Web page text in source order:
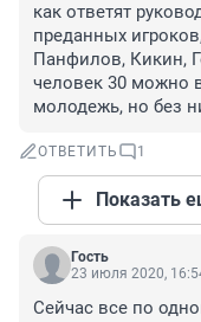
как ответят
преданных
Панфилов, Кикин,
человек 30 можно
молодежь, но без
ОТВЕТИТЬ 1
Показать
Гость
23 июля 2020,
Сейчас все по